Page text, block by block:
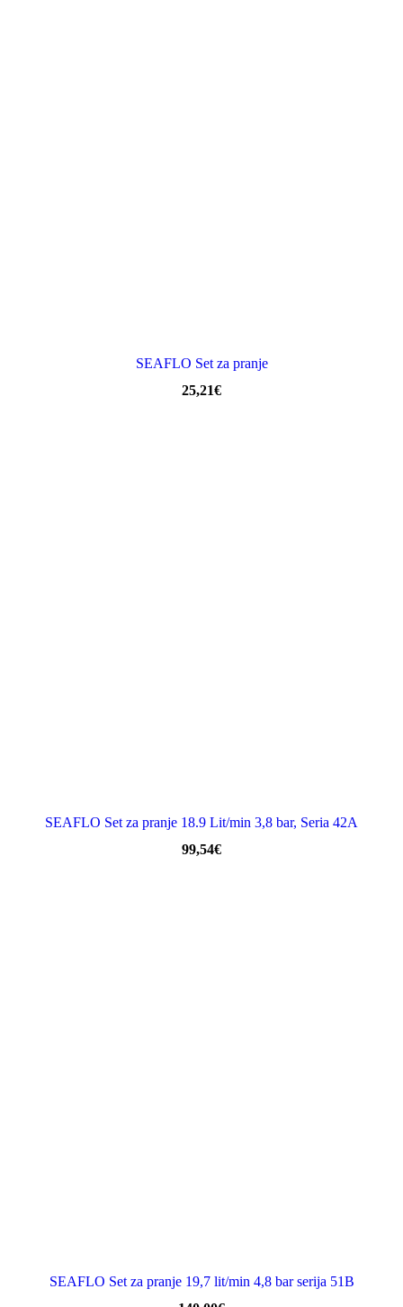
SEAFLO Set za pranje
25,21€
SEAFLO Set za pranje 18.9 Lit/min 3,8 bar, Seria 42A
99,54€
SEAFLO Set za pranje 19,7 lit/min 4,8 bar serija 51B